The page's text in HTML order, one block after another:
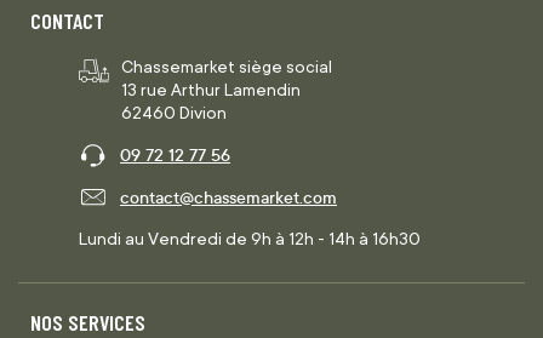
CONTACT
Chassemarket siège social
13 rue Arthur Lamendin
62460 Divion
09 72 12 77 56
contact@chassemarket.com
Lundi au Vendredi de 9h à 12h - 14h à 16h30
NOS SERVICES